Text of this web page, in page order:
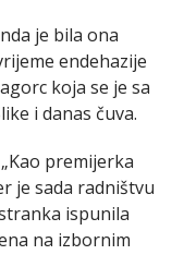
je bila ona
endehazije
koja se je sa
i danas čuva.
premijerka
je sada radništvu
ispunila
na izbornim